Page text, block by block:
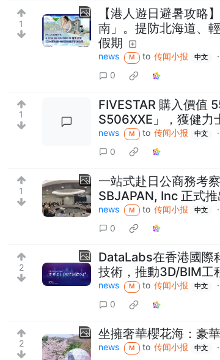
1
【港人遊日避暑攻略
南」。提防北海道、
假期
news M to 传闻小报 中文 ·
0
1
FIVESTAR 購入價值
S506XXE」，獲健力
news M to 传闻小报 中文
0
1
一站式赴日公商務考
SBJAPAN, Inc 正式推
news M to 传闻小报 中文 ·
0
2
DataLabs在香港國際
技術，推動3D/BIM工
news M to 传闻小报 中文 ·
0
2
坐擁奢華櫻花海：豪
news M to 传闻小报 中文 ·